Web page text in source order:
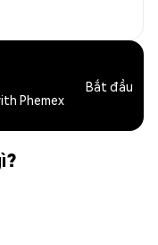
Phemex
Bắt đầu